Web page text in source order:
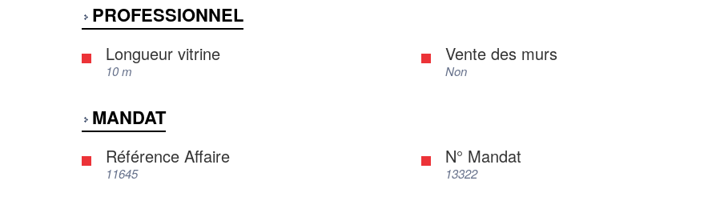
PROFESSIONNEL
Longueur vitrine
10 m
Vente des murs
Non
MANDAT
Référence Affaire
11645
N° Mandat
13322